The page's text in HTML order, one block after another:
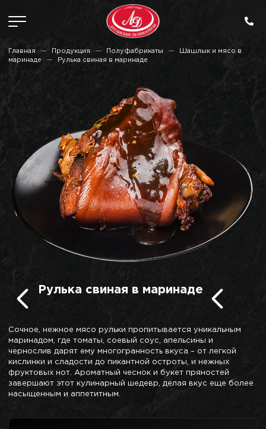
Главная Продукция Полуфабрикаты
Шашлык и мясо в
маринаде
Рулька свиная в маринаде
Рулька свиная в маринаде
Сочное, нежное мясо рульки пропитывается уникальным
маринадом, где томаты, соевый соус, апельсины и
чернослив дарят ему многогранность вкуса – от легкой
кислинки и сладости до пикантной остроты, и нежных
фруктовых нот. Ароматный чеснок и букет пряностей
завершают этот кулинарный шедевр, делая вкус еще более
насыщенным и аппетитным.